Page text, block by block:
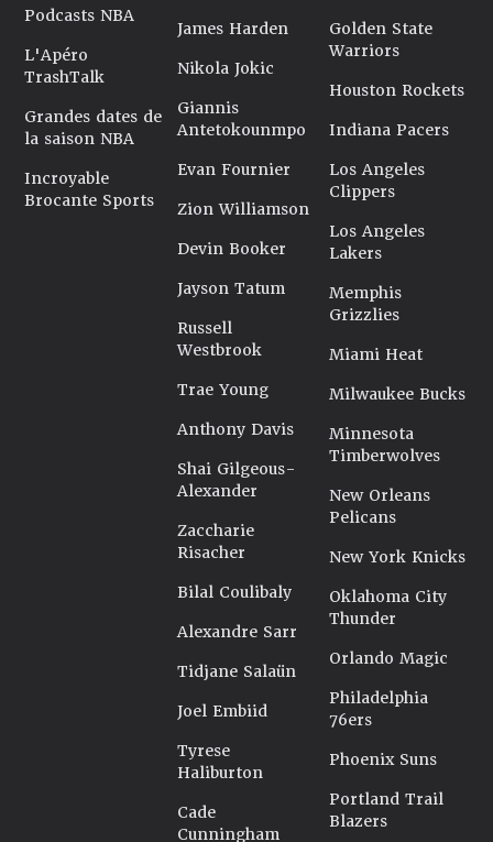
Podcasts NBA
L'Apéro
TrashTalk
Grandes dates de
la saison NBA
Incroyable
Brocante Sports
James Harden
Nikola Jokic
Giannis
Antetokounmpo
Evan Fournier
Zion Williamson
Devin Booker
Jayson Tatum
Russell
Westbrook
Trae Young
Anthony Davis
Shai Gilgeous-
Alexander
Zaccharie
Risacher
Bilal Coulibaly
Alexandre Sarr
Tidjane Salaün
Joel Embiid
Tyrese
Haliburton
Cade
Cunningham
Golden State
Warriors
Houston Rockets
Indiana Pacers
Los Angeles
Clippers
Los Angeles
Lakers
Memphis
Grizzlies
Miami Heat
Milwaukee Bucks
Minnesota
Timberwolves
New Orleans
Pelicans
New York Knicks
Oklahoma City
Thunder
Orlando Magic
Philadelphia
76ers
Phoenix Suns
Portland Trail
Blazers